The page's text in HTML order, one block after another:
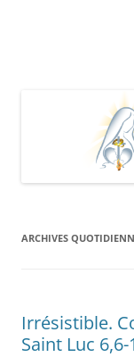
ARCHIVES
Irrésistible.
Saint Luc 6,6-